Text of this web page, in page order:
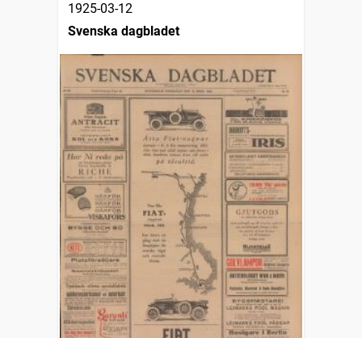
1925-03-12
Svenska dagbladet